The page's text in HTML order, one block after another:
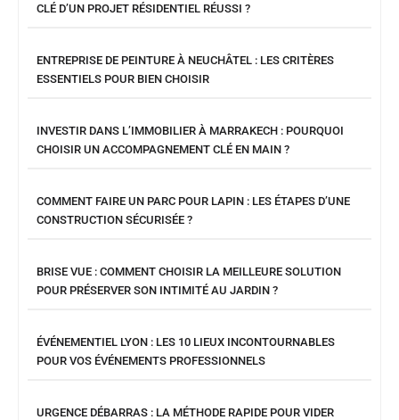
CLÉ D’UN PROJET RÉSIDENTIEL RÉUSSI ?
ENTREPRISE DE PEINTURE À NEUCHÂTEL : LES CRITÈRES
ESSENTIELS POUR BIEN CHOISIR
INVESTIR DANS L’IMMOBILIER À MARRAKECH : POURQUOI
CHOISIR UN ACCOMPAGNEMENT CLÉ EN MAIN ?
COMMENT FAIRE UN PARC POUR LAPIN : LES ÉTAPES D’UNE
CONSTRUCTION SÉCURISÉE ?
BRISE VUE : COMMENT CHOISIR LA MEILLEURE SOLUTION
POUR PRÉSERVER SON INTIMITÉ AU JARDIN ?
ÉVÉNEMENTIEL LYON : LES 10 LIEUX INCONTOURNABLES
POUR VOS ÉVÉNEMENTS PROFESSIONNELS
URGENCE DÉBARRAS : LA MÉTHODE RAPIDE POUR VIDER